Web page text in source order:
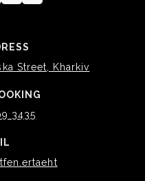
Street, Kharkiv
3435